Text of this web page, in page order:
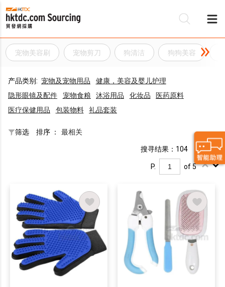
宠物美容刷 宠物剪刀 狗清洁 狗狗美容
产品类别: 宠物及宠物用品
健康，美容及婴儿护理
隐形眼镜及配件
宠物食粮 沐浴用品 化妆品
医药原料
医疗保健用品
包装物料 礼品套装
筛选 排序 ： 最相关
搜寻结果：104
P. of 5